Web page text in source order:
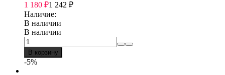
1 180 ₽1 242 ₽
Наличие:
В наличии
В наличии
В корзину
-5%